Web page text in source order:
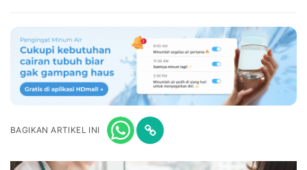
BAGIKAN ARTIKEL INI